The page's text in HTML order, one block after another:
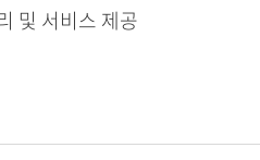
및 서비스 제공